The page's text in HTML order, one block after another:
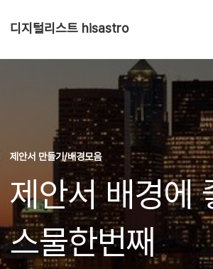
디지털리스트 hisastro
제안서 만들기/배경모음
제안서 배경에
스물한번째